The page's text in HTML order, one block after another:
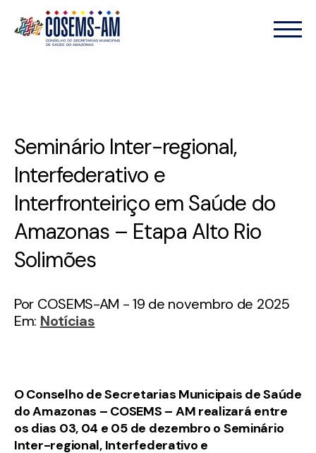
Seminário Inter-regional,
Interfederativo e
Interfronteiriço em Saúde do
Amazonas – Etapa Alto Rio
Solimões
Por COSEMS-AM - 19 de novembro de 2025
Em: Notícias
O Conselho de Secretarias Municipais de Saúde
do Amazonas – COSEMS – AM realizará entre
os dias 03, 04 e 05 de dezembro o Seminário
Inter-regional, Interfederativo e